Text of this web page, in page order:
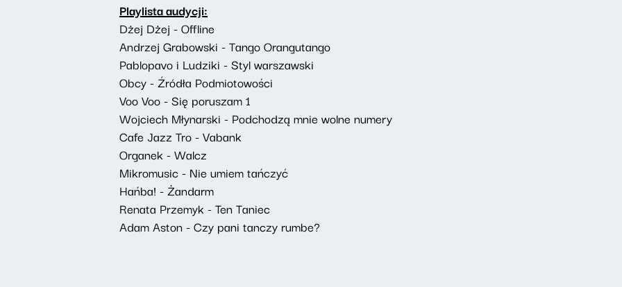
Playlista audycji:
Dżej Dżej - Offline
Andrzej Grabowski - Tango Orangutango
Pablopavo i Ludziki - Styl warszawski
Obcy - Źródła Podmiotowości
Voo Voo - Się poruszam 1
Wojciech Młynarski - Podchodzą mnie wolne numery
Cafe Jazz Tro - Vabank
Organek - Walcz
Mikromusic - Nie umiem tańczyć
Hańba! - Żandarm
Renata Przemyk - Ten Taniec
Adam Aston - Czy pani tanczy rumbe?